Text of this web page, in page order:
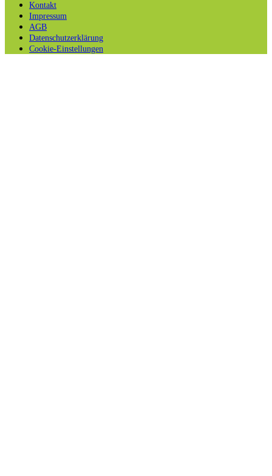
Kontakt
Impressum
AGB
Datenschutzerklärung
Cookie-Einstellungen